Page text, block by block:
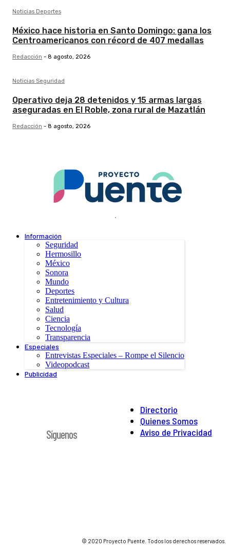
Noticias Deportes
México hace historia en Santo Domingo: gana los
Centroamericanos con récord de 407 medallas
Redacción - 8 agosto, 2026
Noticias Seguridad
Operativo deja 28 detenidos y 15 armas largas
aseguradas en El Roble, zona rural de Mazatlán
Redacción - 8 agosto, 2026
.
Información
Seguridad
Hermosillo
México
Sonora
Mundo
Deportes
Entretenimiento y Cultura
Salud
Ciencia
Tecnología
Transparencia
Especiales
Entrevistas Especiales – Rompe el Silencio
Videopodcast
Publicidad
Directorio
Quienes Somos
Aviso de Privacidad
Síguenos
© 2020 Proyecto Puente. Todos los derechos reservados.